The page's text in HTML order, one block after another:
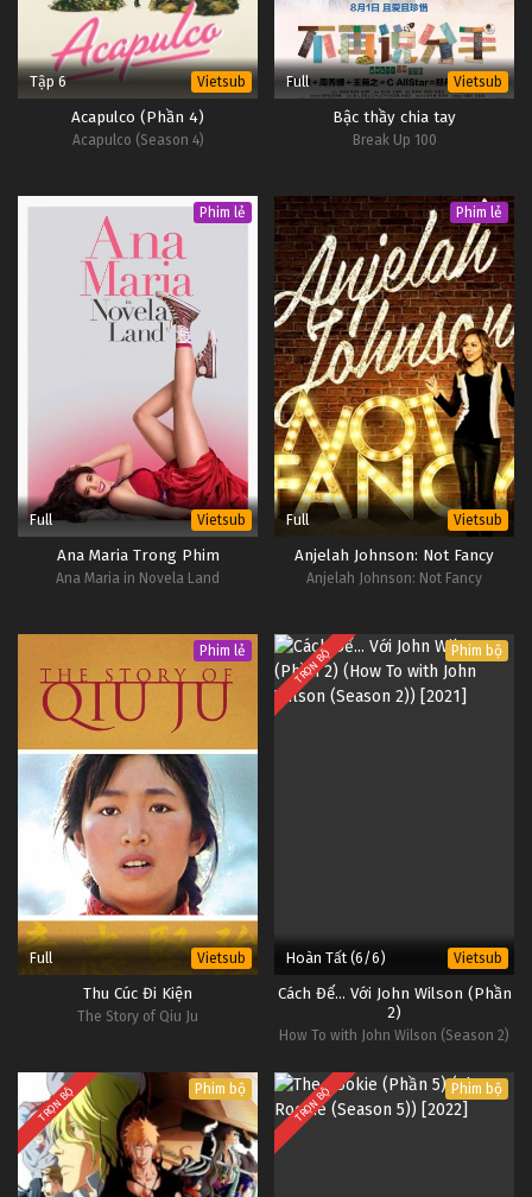
Tập 6 Vietsub
Acapulco (Phần 4)
Acapulco (Season 4)
Full Vietsub
Bậc thầy chia tay
Break Up 100
Phim lẻ
Full Vietsub
Ana Maria Trong Phim
Ana Maria in Novela Land
Phim lẻ
Full Vietsub
Anjelah Johnson: Not Fancy
Anjelah Johnson: Not Fancy
Phim lẻ
Full Vietsub
Thu Cúc Đi Kiện
The Story of Qiu Ju
TRỌN BỘ Phim bộ
Hoàn Tất (6/6) Vietsub
Cách Để... Với John Wilson (Phần
2)
How To with John Wilson (Season 2)
TRỌN BỘ Phim bộ TRỌN BỘ Phim bộ